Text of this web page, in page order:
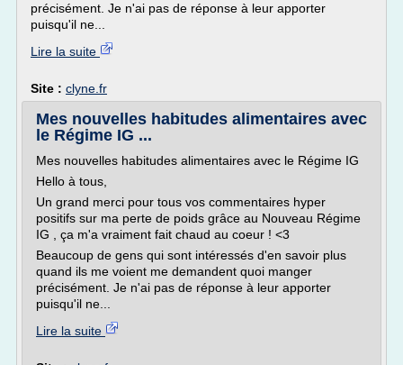
précisément. Je n'ai pas de réponse à leur apporter
puisqu'il ne...
Lire la suite
Site : clyne.fr
Mes nouvelles habitudes alimentaires avec
le Régime IG ...
Mes nouvelles habitudes alimentaires avec le Régime IG
Hello à tous,
Un grand merci pour tous vos commentaires hyper
positifs sur ma perte de poids grâce au Nouveau Régime
IG , ça m'a vraiment fait chaud au coeur ! <3
Beaucoup de gens qui sont intéressés d'en savoir plus
quand ils me voient me demandent quoi manger
précisément. Je n'ai pas de réponse à leur apporter
puisqu'il ne...
Lire la suite